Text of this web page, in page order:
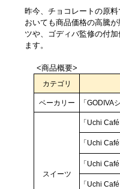
昨今、チョコレートの原
おいても商品価格の高騰
ツや、ゴディバ監修の付
ます。
<商品概要>
カテゴリ
ベーカリー 「
スイーツ
「Uchi
「Uchi
「Uchi
「Uchi